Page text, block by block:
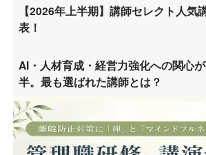
【2026年上半期】講師セレクト人気
表！
AI・人材育成・経営力強化への関心
半。最も選ばれた講師とは？